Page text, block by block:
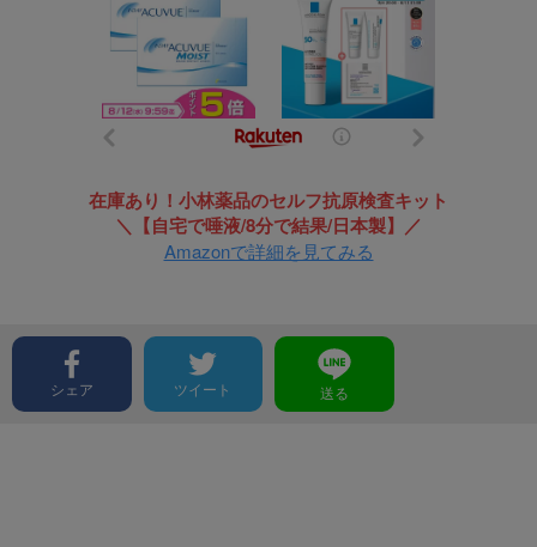
在庫あり！小林薬品のセルフ抗原検査キット
＼【自宅で唾液/8分で結果/日本製】／
Amazonで詳細を見てみる
シェア ツイート 送る